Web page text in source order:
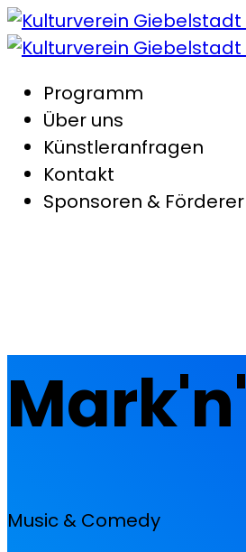
Programm
Über uns
Künstleranfragen
Kontakt
Sponsoren & Förderer
Music & Comedy